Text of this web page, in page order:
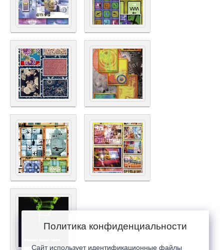
Политика конфиденциальности
Сайт использует идентификационные файлы